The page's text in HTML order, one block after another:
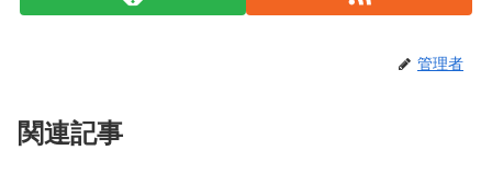
管理者
関連記事